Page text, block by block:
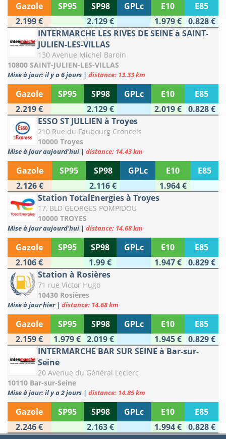
Gazole SP95 SP98 GPLc E10
E85
2.199 €
2.129 € 1.979 €
0.828 €
INTERMARCHE LES RIVES DE SEINE à SAINT-
JULIEN-LES-VILLAS
130 Avenue Michel Baroin
10800 SAINT-JULIEN-LES-VILLAS
Mise à jour: il y a 6 jours | distance: 13.33 km
Gazole SP95 SP98 GPLc E10
E85
2.219 €
2.129 € 2.019 €
0.828 €
ESSO ST JULLIEN à Troyes
210 Rue du Faubourg Croncels
10000 Troyes
Mise à jour aujourd'hui | distance: 14.43 km
Gazole SP95 SP98 GPLc E10
E85
2.126 €
2.116 €
1.964 €
Station TotalEnergies à Troyes
17, BLD GEORGES POMPIDOU
10000 TROYES
Mise à jour aujourd'hui | distance: 14.68 km
Gazole SP95 SP98 GPLc E10
E85
2.106 €
1.99 € 1.947 €
0.829 €
Station à Rosières
71 rue Victor Hugo
10430 Rosières
Mise à jour hier | distance: 14.68 km
Gazole SP95 SP98 GPLc E10
E85
2.159 €
1.979 € 2.019 € 1.945 €
0.829 €
INTERMARCHE BAR SUR SEINE à Bar-sur-
Seine
20 Avenue du Général Leclerc
10110 Bar-sur-Seine
Mise à jour: il y a 2 jours | distance: 14.85 km
Gazole SP95 SP98 GPLc E10
E85
2.246 €
2.163 € 1.994 € 0.828 €